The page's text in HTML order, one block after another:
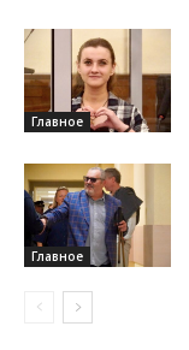
Главное
Главное